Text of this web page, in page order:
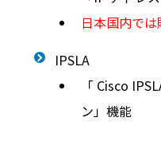
日本国内では
IPSLA
「 Cisco
ン」機能